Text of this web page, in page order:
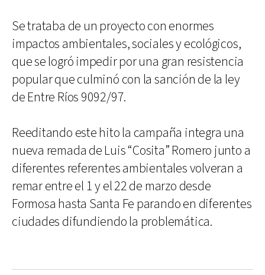
Se trataba de un proyecto con enormes
impactos ambientales, sociales y ecológicos,
que se logró impedir por una gran resistencia
popular que culminó con la sanción de la ley
de Entre Ríos 9092/97.
Reeditando este hito la campaña integra una
nueva remada de Luis “Cosita” Romero junto a
diferentes referentes ambientales volveran a
remar entre el 1 y el 22 de marzo desde
Formosa hasta Santa Fe parando en diferentes
ciudades difundiendo la problemática.